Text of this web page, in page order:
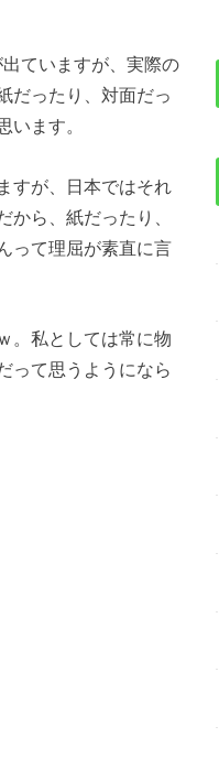
ていますが、実際の
だったり、対面だっ
ます。
すが、日本ではそれ
ら、紙だったり、
って理屈が素直に言
。私としては常に物
って思うようになら